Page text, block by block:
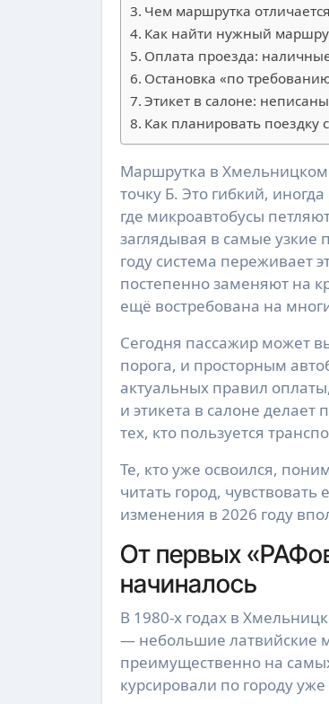
Чем маршрутка
Как найти нужный
Оплата проезда:
Остановка «по
Этикет в салоне:
Как планировать поездку
Маршрутка в Хмельницком давно перестала быть просто способом добраться из точки А в
точку Б. Это гибкий,
где микроавтобусы
заглядывая в самые узкие
году система переживает
постепенно заменяют на
ещё востребована на
Сегодня пассажир может
порога, и просторным
актуальных правил
и этикета в салоне делает
тех, кто пользуется
Те, кто уже освоился,
читать город,
изменения в 2026 году
От первых
начиналось
В 1980-х годах в
— небольшие латвийские
преимущественно на
курсировали по городу уже